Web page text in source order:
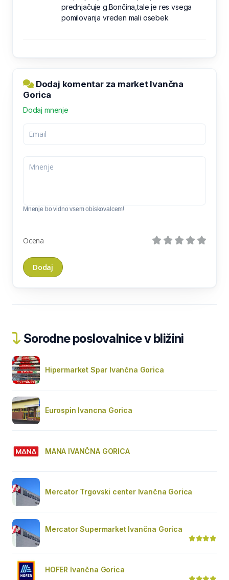
prednjačuje g.Bončina,tale je res vsega
pomilovanja vreden mali osebek
Dodaj komentar za market Ivančna
Gorica
Dodaj mnenje
Mnenje bo vidno vsem obiskovalcem!
Ocena
Sorodne poslovalnice v bližini
Hipermarket Spar Ivančna Gorica
Eurospin Ivancna Gorica
MANA IVANČNA GORICA
Mercator Trgovski center Ivančna Gorica
Mercator Supermarket Ivančna Gorica
HOFER Ivančna Gorica